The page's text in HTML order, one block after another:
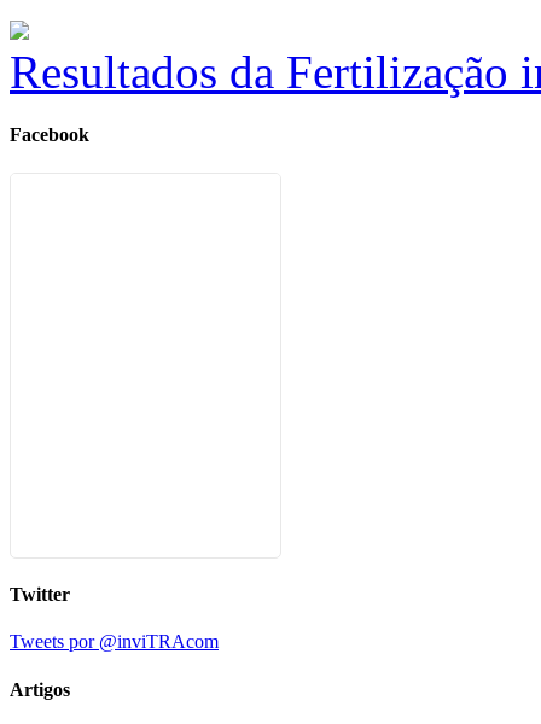
Resultados da Fertilização
Facebook
Twitter
Tweets por @inviTRAcom
Artigos